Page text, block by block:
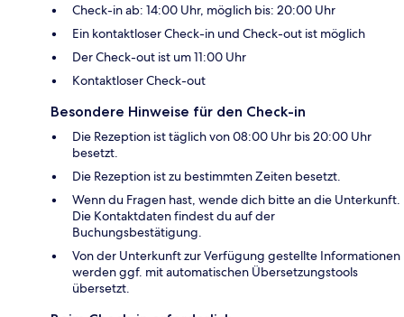
Check-in ab: 14:00 Uhr, möglich bis: 20:00 Uhr
Ein kontaktloser Check-in und Check-out ist möglich
Der Check-out ist um 11:00 Uhr
Kontaktloser Check-out
Besondere Hinweise für den Check-in
Die Rezeption ist täglich von 08:00 Uhr bis 20:00 Uhr
besetzt.
Die Rezeption ist zu bestimmten Zeiten besetzt.
Wenn du Fragen hast, wende dich bitte an die Unterkunft.
Die Kontaktdaten findest du auf der
Buchungsbestätigung.
Von der Unterkunft zur Verfügung gestellte Informationen
werden ggf. mit automatischen Übersetzungstools
übersetzt.